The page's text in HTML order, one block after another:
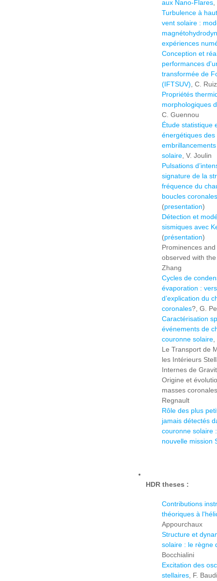
aux Nano-Flares
Turbulence à
vent solaire :
expériences
Conception et
performances
transformée de
(IFTSUV) , C.
Propriétés
morphologiques
C. Guennou
Étude statistique
énergétiques des
solaire , V. Joulin
Pulsations
signature de la
fréquence du
boucles
(presentation)
Détection et
sismiques avec
(présentation)
Prominences
observed with
Zhang
Cycles de
évaporation :
d’explication du
coronales?, G.
Caractérisation
événements de
couronne solaire
Le Transport de
les Intérieurs
Internes de
Origine et
masses
Regnault
Rôle des plus
jamais détectés
couronne solaire
nouvelle mission
HDR theses :
Contributions
théoriques à
Appourchaux
Structure et
solaire : le règne
Bocchialini
Excitation des
stellaires , F.